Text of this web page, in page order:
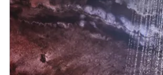
Колекція:
SHOWERSOLUTIONS
Під замовлення
165 958.00